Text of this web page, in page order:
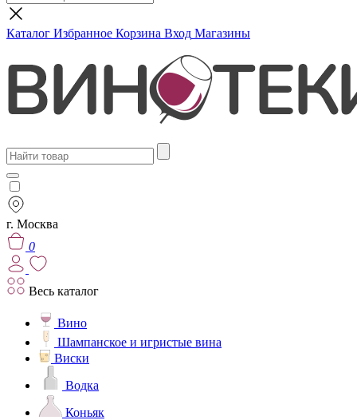
Каталог Избранное Корзина Вход Магазины
г. Москва
0
Весь каталог
Вино
Шампанское и игристые вина
Виски
Водка
Коньяк